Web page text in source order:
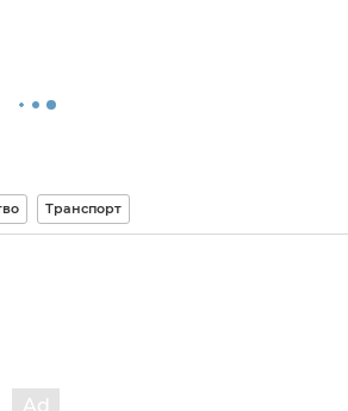
Транспорт